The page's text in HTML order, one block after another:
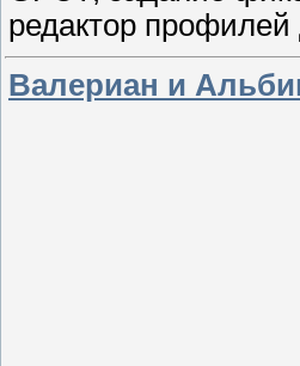
редактор
Валериан и